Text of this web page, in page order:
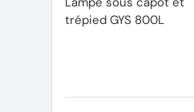
Dimensions (L x H x L) :
trépied GYS 800L